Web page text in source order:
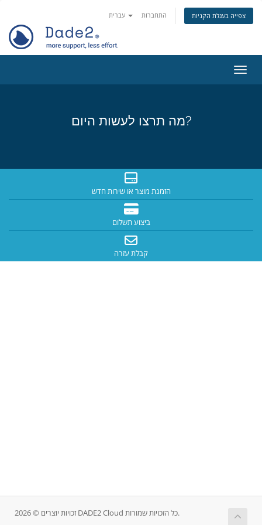
התחברות צפייה בעגלת הקניות
מה תרצו לעשות היום?
הזמנת מוצר או שירות חדש
ביצוע תשלום
קבלת עזרה
זכויות יוצרים © 2026 DADE2 Cloud כל הזכויות שמורות.